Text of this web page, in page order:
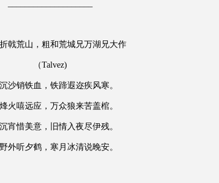
戟荒山，粗和荒城兄万湖兄大作
（Talvez)
沙销铁血，铁蹄遐迩疾风寒。
火嘻远应，万众狼来苦盖棺。
宵惜美意，旧情入夜尽伊残。
外听夕鹤，寒月冰清说晚安。